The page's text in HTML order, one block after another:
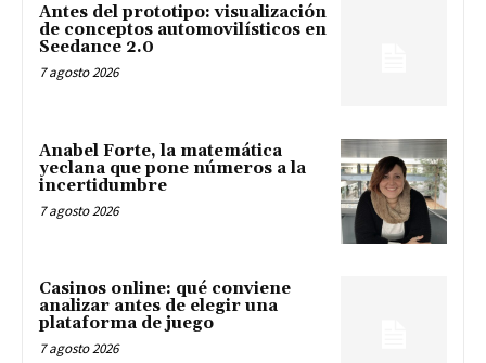
Antes del prototipo: visualización
de conceptos automovilísticos en
Seedance 2.0
7 agosto 2026
Anabel Forte, la matemática
yeclana que pone números a la
incertidumbre
7 agosto 2026
Casinos online: qué conviene
analizar antes de elegir una
plataforma de juego
7 agosto 2026